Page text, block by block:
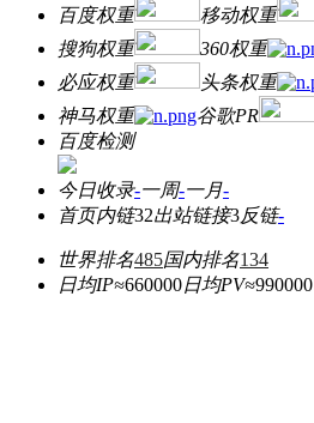
百度权重
移动权重
搜狗权重
360权重
必应权重
头条权重
神马权重
谷歌PR
百度检测
今日收录-一周-一月-
首页内链32出站链接3反链-
世界排名485国内排名134
日均IP≈660000日均PV≈990000